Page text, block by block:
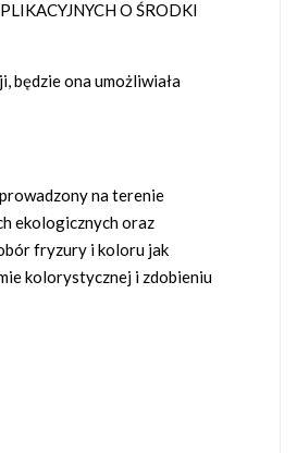
O ŚRODKI
będzie ona umożliwiała
na terenie
ekologicznych oraz
fryzury i koloru jak
kolorystycznej i zdobieniu